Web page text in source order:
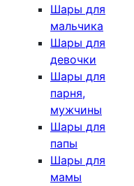
Шары для
мальчика
Шары для
девочки
Шары для
парня,
мужчины
Шары для
папы
Шары для
мамы